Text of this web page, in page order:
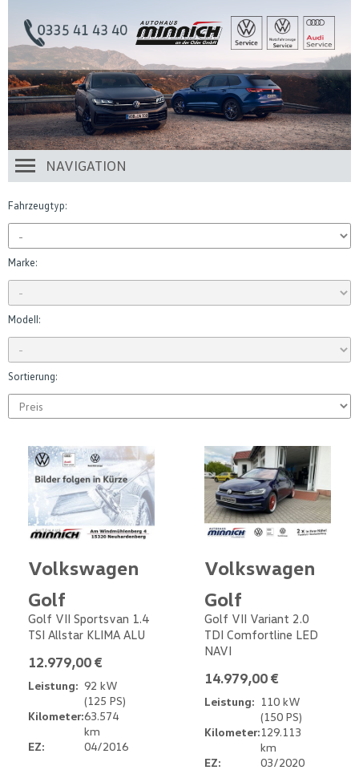
NAVIGATION
Fahrzeugtyp:
Marke:
Modell:
Sortierung:
Volkswagen
Golf
Golf VII Sportsvan 1.4
TSI Allstar KLIMA ALU
12.979,00 €
Leistung: 92 kW
(125 PS)
Kilometer:63.574
km
EZ:
04/2016
Volkswagen
Golf
Golf VII Variant 2.0
TDI Comfortline LED
NAVI
14.979,00 €
Leistung: 110 kW
(150 PS)
Kilometer:129.113
km
EZ:
03/2020